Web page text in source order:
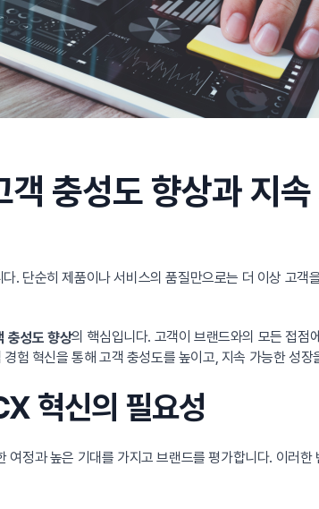
충성도 향상과 지
. 단순히 제품이나 서비스의 품질만으로는 더 이상 고객
충성도 향상의 핵심입니다. 고객이 브랜드와의 모든 접점
험 혁신을 통해 고객 충성도를 높이고, 지속 가능한 성
혁신의 필요성
정과 높은 기대를 가지고 브랜드를 평가합니다. 이러